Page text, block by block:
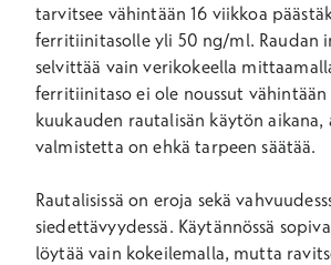
tarvitsee vähintään 16 viikkoa
ferritiinitasolle yli 50 ng/ml. Raudan
selvittää vain verikokeella
ferritiinitaso ei ole noussut
kuukauden rautalisän käytön aikana,
valmistetta on ehkä tarpeen säätää.
Rautalisissä on eroja sekä
siedettävyydessä. Käytännössä
löytää vain kokeilemalla, mutta